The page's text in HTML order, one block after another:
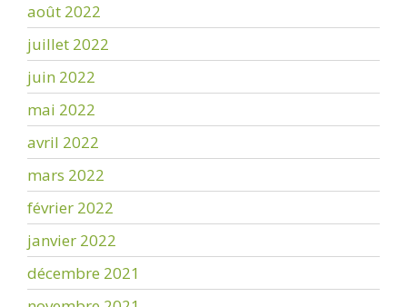
août 2022
juillet 2022
juin 2022
mai 2022
avril 2022
mars 2022
février 2022
janvier 2022
décembre 2021